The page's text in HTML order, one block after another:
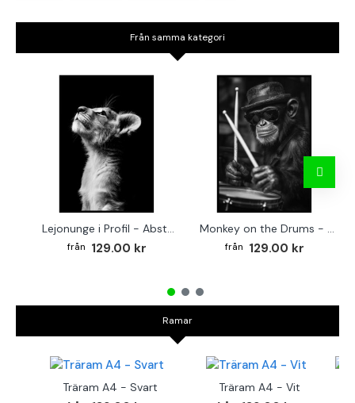
Från samma kategori
Lejonunge i Profil - Abstrakt poster i svartvitt
129.00 kr
Monkey on the Drums - Trendig poster
129.00 kr
Ramar
Träram A4 - Svart Träram A4 - Vit